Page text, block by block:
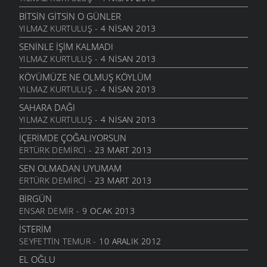
5 KASIM 2011
BITTI ÖĞRETMENIM
22 AĞUSTOS 2011
GENÇIYAN
15 AĞUSTOS 2011
ALDIRMA GÜLÜM
13 AĞUSTOS 2011
BENDE VARIM
24 TEMMUZ 2011
SARI KIZ
16 TEMMUZ 2011
GELIN CANLAR
3 TEMMUZ 2011
ARTVINIM II
29 HAZIRAN 2011
İNANMIŞTIN
26 HAZIRAN 2011
BITSIN GITSIN O GÜNLER
YILMAZ KURTULUŞ - 4 NISAN 2013
SENINLE İŞIM KALMADI
YILMAZ KURTULUŞ - 4 NISAN 2013
KÖYÜMÜZE NE OLMUŞ KÖYLÜM
YILMAZ KURTULUŞ - 4 NISAN 2013
SAHARA DAĞI
YILMAZ KURTULUŞ - 4 NISAN 2013
İÇERIMDE ÇOĞALIYORSUN
ERTÜRK DEMIRCI - 23 MART 2013
SEN OLMADAN UYUMAM
ERTÜRK DEMIRCI - 23 MART 2013
BIRGÜN
ENSAR DEMIR - 9 OCAK 2013
İSTERIM
SEYFETTIN TEMUR- 10 ARALIK 2012
EL OĞLU